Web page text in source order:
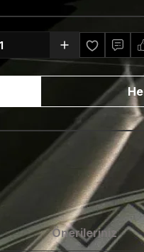
Önerileriniz